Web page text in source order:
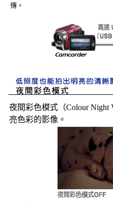
傳。
夜間彩色模式（Colour
亮色彩的影像。